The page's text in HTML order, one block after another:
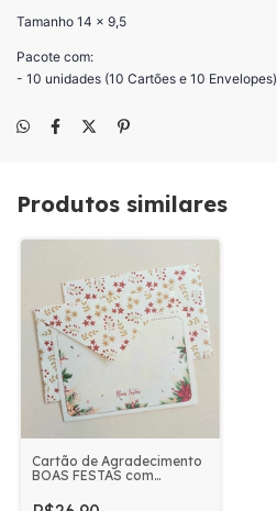
Tamanho 14 x 9,5
Pacote com:
- 10 unidades (10 Cartões e 10 Envelopes)
Produtos similares
Cartão de Agradecimento
BOAS FESTAS com
FLORES VERMELHAS